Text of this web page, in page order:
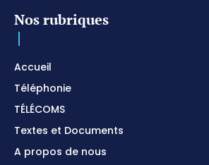
Nos rubriques
Accueil
Téléphonie
TÉLÉCOMS
Textes et Documents
A propos de nous